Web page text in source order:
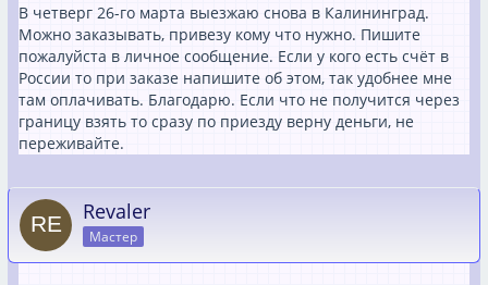
В четверг 26-го марта выезжаю снова в Калининград.
Можно заказывать, привезу кому что нужно. Пишите
пожалуйста в личное сообщение. Если у кого есть счёт в
России то при заказе напишите об этом, так удобнее мне
там оплачивать. Благодарю. Если что не получится через
границу взять то сразу по приезду верну деньги, не
переживайте.
Revaler
Мастер